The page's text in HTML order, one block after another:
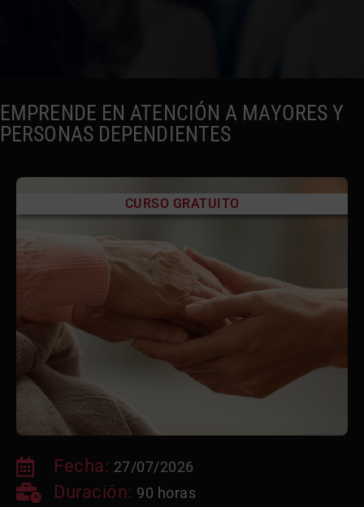
EMPRENDE EN ATENCIÓN A MAYORES Y
PERSONAS DEPENDIENTES
CURSO GRATUITO
Fecha: 27/07/2026
Duración: 90 horas